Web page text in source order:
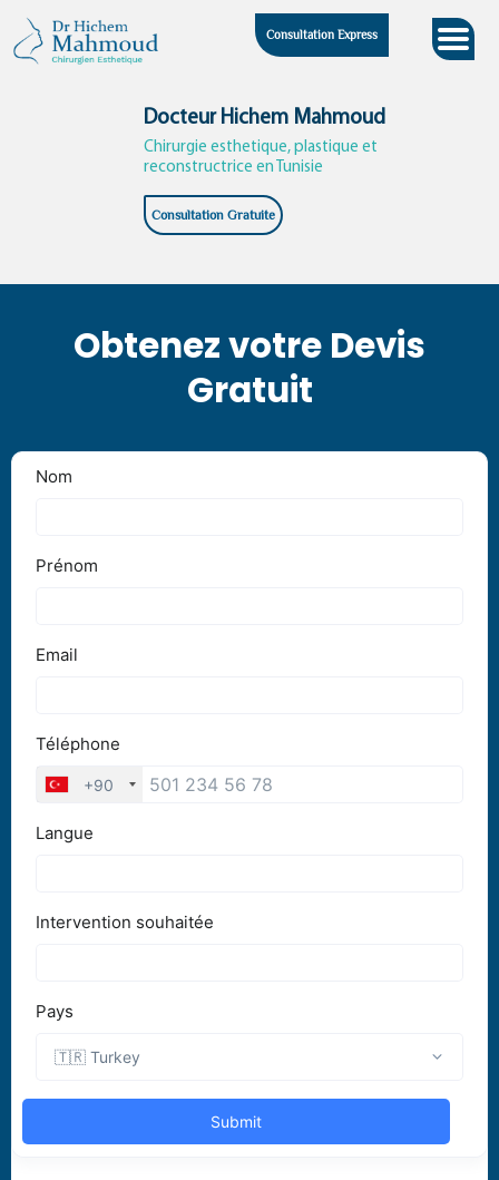
content
Consultation Express
Docteur Hichem Mahmoud
Chirurgie esthetique, plastique et
reconstructrice en Tunisie
Consultation Gratuite
Obtenez votre Devis
Gratuit